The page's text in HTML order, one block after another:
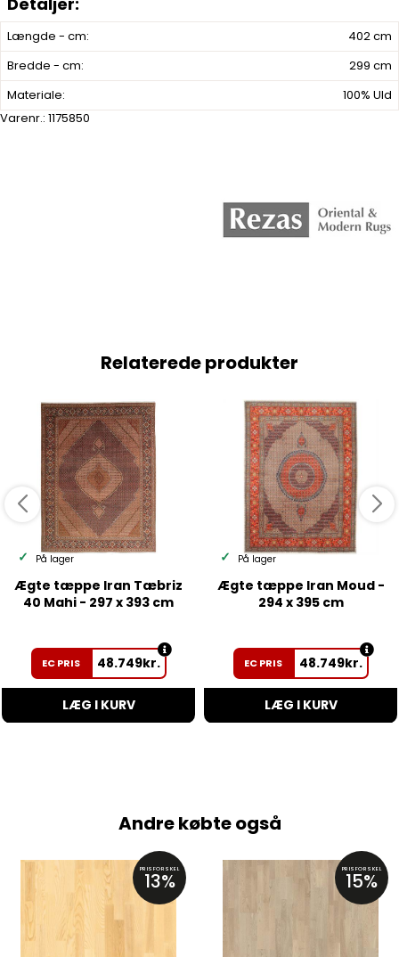
Længde - cm:
402 cm
Bredde - cm:
299 cm
Materiale:
100% Uld
Varenr.: 1175850
Relaterede produkter
På lager
Ægte tæppe Iran Tæbriz
40 Mahi - 297 x 393 cm
EC PRIS 48.749kr.
LÆG I KURV
På lager
Ægte tæppe Iran Moud -
294 x 395 cm
EC PRIS 48.749kr.
LÆG I KURV
Andre købte også
PRISFORSKEL
13% PRISFORSKEL
15%